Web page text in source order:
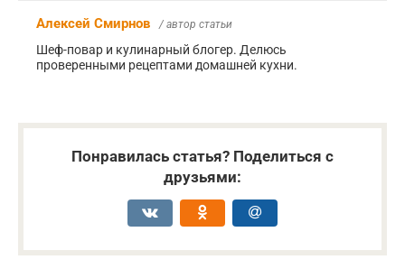
Алексей Смирнов / автор статьи
Шеф-повар и кулинарный блогер. Делюсь
проверенными рецептами домашней кухни.
Понравилась статья? Поделиться с
друзьями: